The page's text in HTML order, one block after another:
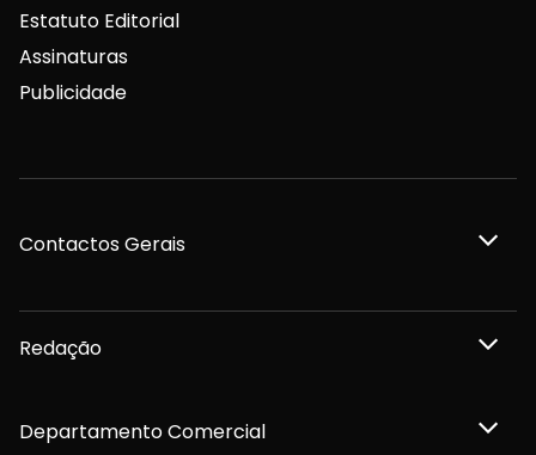
Estatuto Editorial
Assinaturas
Publicidade
Contactos Gerais
Redação
Departamento Comercial